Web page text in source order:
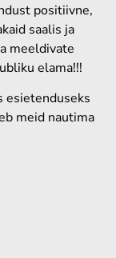
positiivne,
saalis ja
meeldivate
elama!!!
esietenduseks
meid nautima